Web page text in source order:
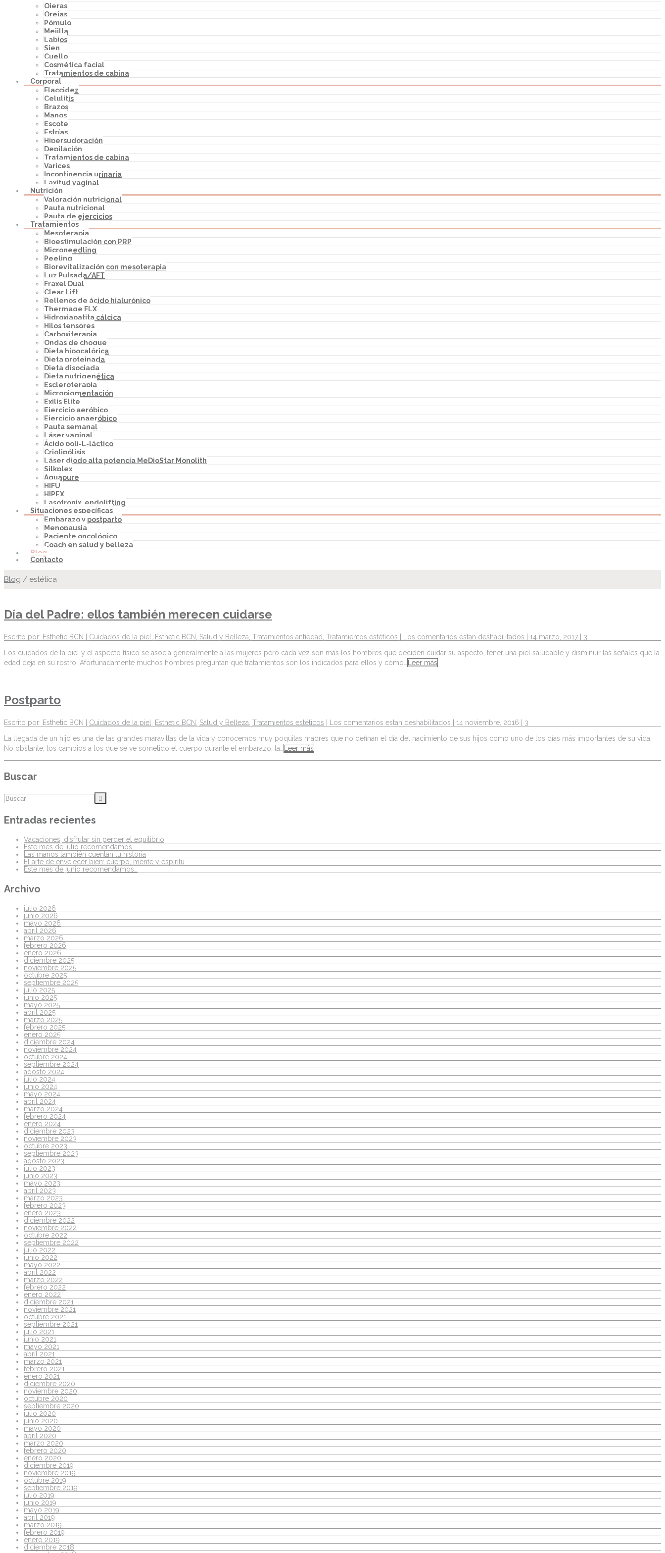
Ojeras
Orejas
Pómulo
Mejilla
Labios
Sien
Cuello
Cosmética facial
Tratamientos de cabina
Corporal
Flaccidez
Celulitis
Brazos
Manos
Escote
Estrías
Hipersudoración
Depilación
Tratamientos de cabina
Varices
Incontinencia urinaria
Laxitud vaginal
Nutrición
Valoración nutricional
Pauta nutricional
Pauta de ejercicios
Tratamientos
Mesoterapia
Bioestimulación con PRP
Microneedling
Peeling
Biorevitalización con mesoterapia
Luz Pulsada/AFT
Fraxel Dual
Clear Lift
Rellenos de ácido hialurónico
Thermage FLX
Hidroxiapatita cálcica
Hilos tensores
Carboxiterapia
Ondas de choque
Dieta hipocalórica
Dieta proteinada
Dieta disociada
Dieta nutrigenética
Escleroterapia
Micropigmentación
Exilis Elite
Ejercicio aeróbico
Ejercicio anaeróbico
Pauta semanal
Láser vaginal
Ácido poli-L-láctico
Criolipólisis
Láser diodo alta potencia MeDioStar Monolith
Silkplex
Aquapure
HIFU
HIPEX
Lasotronix, endolifting
Situaciones específicas
Embarazo y postparto
Menopausia
Paciente oncológico
Coach en salud y belleza
Blog
Contacto
Blog / estética
Día del Padre: ellos también merecen cuidarse
Escrito por: Esthetic BCN | Cuidados de la piel Esthetic BCN Salud y Belleza Tratamientos antiedad Tratamientos estéticos Los comentarios estan deshabilitados | 14 marzo, 2017 | 3
Los cuidados de la piel y el aspecto físico se asocia generalmente a las mujeres pero cada vez son más los hombres que deciden cuidar su aspecto, tener una piel saludable y disminuir las señales que la
edad deja en su rostro. Afortunadamente muchos hombres preguntan qué tratamientos son los indicados para ellos y cómo…
Leer más
Postparto
Escrito por: Esthetic BCN | Cuidados de la piel Esthetic BCN Salud y Belleza Tratamientos estéticos Los comentarios estan deshabilitados | 14 noviembre, 2016 | 3
La llegada de un hijo es una de las grandes maravillas de la vida y conocemos muy poquitas madres que no definan el día del nacimiento de sus hijos como uno de los días más importantes de su vida.
No obstante, los cambios a los que se ve sometido el cuerpo durante el embarazo, la…
Leer más
Buscar
Entradas recientes
Vacaciones, disfrutar sin perder el equilibrio
Este mes de julio recomendamos…
Las manos también cuentan tu historia
El arte de envejecer bien: cuerpo, mente y espíritu
Este mes de junio recomendamos…
Archivo
julio 2026
junio 2026
mayo 2026
abril 2026
marzo 2026
febrero 2026
enero 2026
diciembre 2025
noviembre 2025
octubre 2025
septiembre 2025
julio 2025
junio 2025
mayo 2025
abril 2025
marzo 2025
febrero 2025
enero 2025
diciembre 2024
noviembre 2024
octubre 2024
septiembre 2024
agosto 2024
julio 2024
junio 2024
mayo 2024
abril 2024
marzo 2024
febrero 2024
enero 2024
diciembre 2023
noviembre 2023
octubre 2023
septiembre 2023
agosto 2023
julio 2023
junio 2023
mayo 2023
abril 2023
marzo 2023
febrero 2023
enero 2023
diciembre 2022
noviembre 2022
octubre 2022
septiembre 2022
julio 2022
junio 2022
mayo 2022
abril 2022
marzo 2022
febrero 2022
enero 2022
diciembre 2021
noviembre 2021
octubre 2021
septiembre 2021
julio 2021
junio 2021
mayo 2021
abril 2021
marzo 2021
febrero 2021
enero 2021
diciembre 2020
noviembre 2020
octubre 2020
septiembre 2020
julio 2020
junio 2020
mayo 2020
abril 2020
marzo 2020
febrero 2020
enero 2020
diciembre 2019
noviembre 2019
octubre 2019
septiembre 2019
julio 2019
junio 2019
mayo 2019
abril 2019
marzo 2019
febrero 2019
enero 2019
diciembre 2018